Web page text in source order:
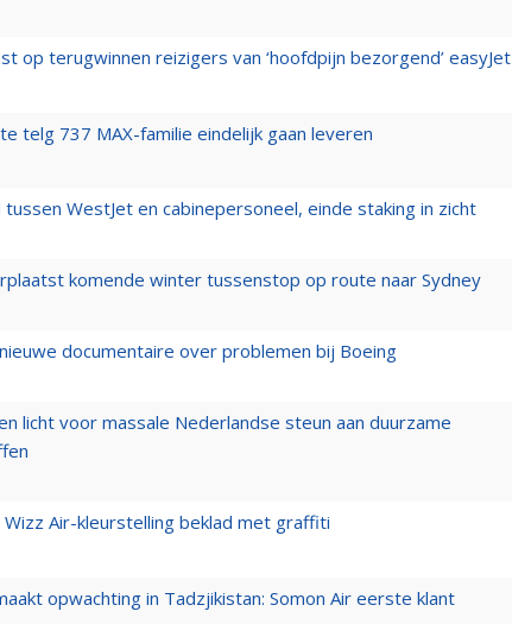
op terugwinnen reizigers van ‘hoofdpijn bezorgend’ easyJet
telg 737 MAX-familie eindelijk gaan leveren
WestJet en cabinepersoneel, einde staking in zicht
komende winter tussenstop op route naar Sydney
documentaire over problemen bij Boeing
licht voor massale Nederlandse steun aan duurzame
Wizz Air-kleurstelling beklad met graffiti
opwachting in Tadzjikistan: Somon Air eerste klant